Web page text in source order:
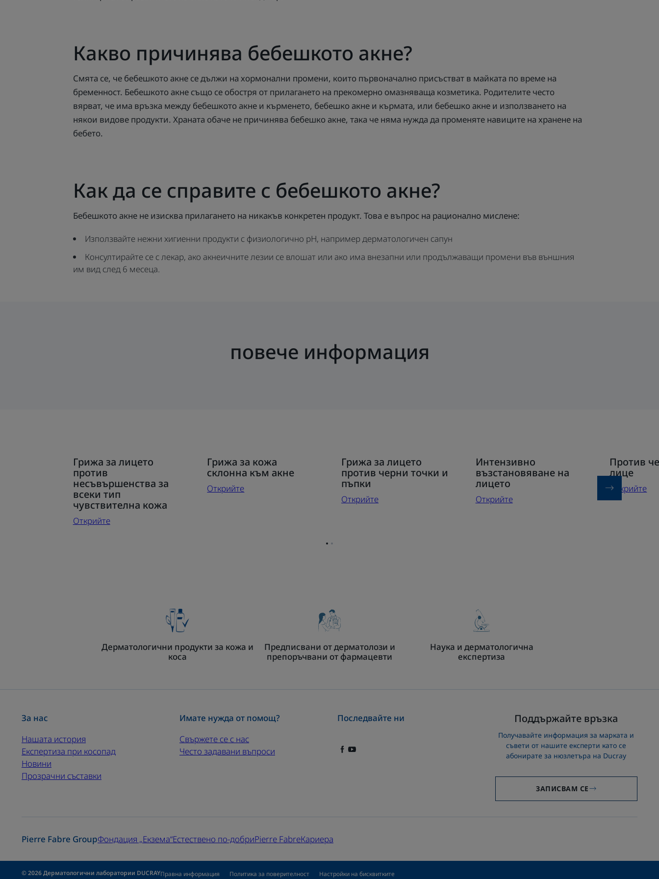
Какво причинява бебешкото акне?
Смята се, че бебешкото акне се дължи на хормонални промени, които първоначално присъстват в майката по време на
бременност. Бебешкото акне също се обостря от прилагането на прекомерно омазняваща козметика. Родителите често
вярват, че има връзка между бебешкото акне и кърменето, бебешко акне и кърмата, или бебешко акне и използването на
някои видове продукти. Храната обаче не причинява бебешко акне, така че няма нужда да променяте навиците на хранене на
бебето.
Как да се справите с бебешкото акне?
Бебешкото акне не изисква прилагането на никакъв конкретен продукт. Това е въпрос на рационално мислене:
Използвайте нежни хигиенни продукти с физиологично рН, например дерматологичен сапун
Консултирайте се с лекар, ако акнеичните лезии се влошат или ако има внезапни или продължаващи промени във външния
им вид след 6 месеца.
повече информация
Грижа
за
лицето
против
несъвършенства
за
Грижа за лицето
против
несъвършенства за
всеки тип
чувствителна кожа
Открийте
Грижа
за
кожа
Грижа за кожа
склонна към акне
Открийте
Грижа
за
против
Грижа за лицето
против черни точки и
пъпки
Открийте
Интензивно
възстановяване
лицето
Интензивно
възстановяване на
лицето
Открийте
Против
черни
точки
лице
Против
лице
Открийте
Отидете
Отидете
Дерматологични продукти за кожа и
коса
Предписвани от дерматолози и
препоръчвани от фармацевти
Наука и дерматологична
експертиза
Поддържайте връзка
Получавайте информация за марката и
съвети от нашите експерти като се
абонирате за нюзлетъра на Ducray
ЗАПИСВАМ СЕ
За нас
Нашата история
Експертиза при косопад
Новини
Прозрачни съставки
Имате нужда от помощ?
Свържете се с нас
Често задавани въпроси
Последвайте ни
Pierre Fabre GroupФондация „Екзема“Естествено по-добриPierre FabreКариера
Правна информация Политика за поверителност Настройки на бисквитките
© 2026 Дерматологични лаборатории DUCRAY